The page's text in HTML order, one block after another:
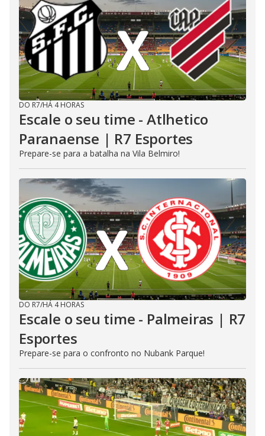
DO R7/HÁ 4 HORAS
Escale o seu time - Atlhetico
Paranaense | R7 Esportes
Prepare-se para a batalha na Vila Belmiro!
DO R7/HÁ 4 HORAS
Escale o seu time - Palmeiras | R7
Esportes
Prepare-se para o confronto no Nubank Parque!